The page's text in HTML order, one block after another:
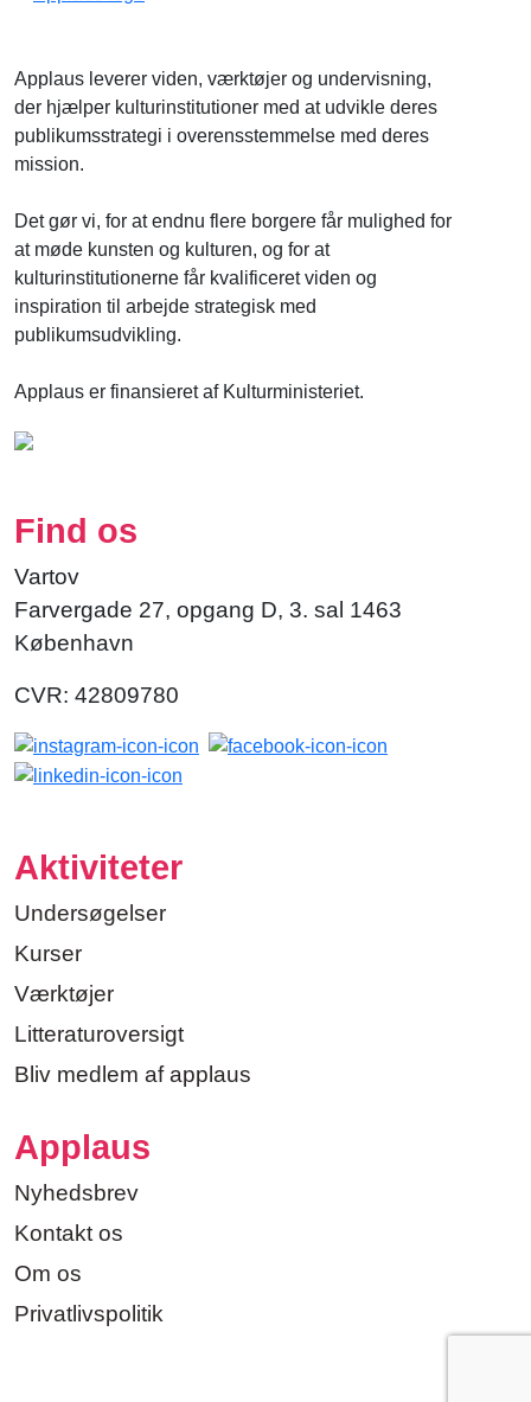
Applaus leverer viden, værktøjer og undervisning,
der hjælper kulturinstitutioner med at udvikle deres
publikumsstrategi i overensstemmelse med deres
mission.
Det gør vi, for at endnu flere borgere får mulighed for
at møde kunsten og kulturen, og for at
kulturinstitutionerne får kvalificeret viden og
inspiration til arbejde strategisk med
publikumsudvikling.
Applaus er finansieret af Kulturministeriet.
Find os
Vartov
Farvergade 27, opgang D, 3. sal 1463
København
CVR: 42809780
Aktiviteter
Undersøgelser
Kurser
Værktøjer
Litteraturoversigt
Bliv medlem af applaus
Applaus
Nyhedsbrev
Kontakt os
Om os
Privatlivspolitik